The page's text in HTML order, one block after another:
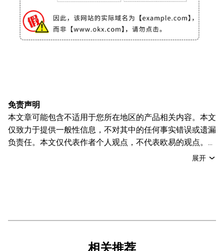
免责声明
本文章可能包含不适用于您所在地区的产品相关内容。本文
仅致力于提供一般性信息，不对其中的任何事实错误或遗漏
负责任。本文仅代表作者个人观点，不代表欧易的观点。
本文无意提供以下任何建议，包括但不限于：(i) 投资建议
计信息，如果有) 仅供一般参考之用。尽管我们在准备这些
展开
相关推荐